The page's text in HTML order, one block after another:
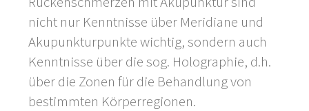
nicht nur Kenntnisse über Meridiane und
Akupunkturpunkte wichtig, sondern auch
Kenntnisse über die sog. Holographie, d.h.
über die Zonen für die Behandlung von
bestimmten Körperregionen.